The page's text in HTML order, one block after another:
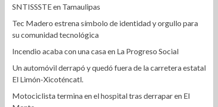
SNTISSSTE en Tamaulipas
Tec Madero estrena símbolo de identidad y orgullo para
su comunidad tecnológica
Incendio acaba con una casa en La Progreso Social
Un automóvil derrapó y quedó fuera de la carretera estatal
El Limón-Xicoténcatl.
Motociclista termina en el hospital tras derrapar en El